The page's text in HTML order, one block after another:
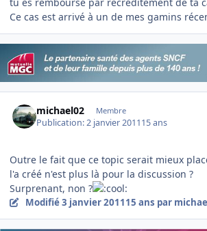
tu es remboursé par recréditement de ta
Ce cas est arrivé à un de mes gamins
michael02 Membre
Publication:2 janvier 201115 ans
Outre le fait que ce topic serait mieux
l'a créé n'est plus là pour la discussion ?
Surprenant, non ?
Modifié3 janvier 201115 ans par